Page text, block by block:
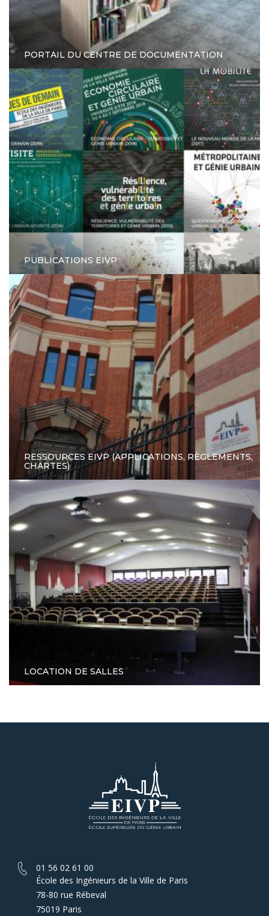
PORTAIL DU CENTRE DE DOCUMENTATION
PUBLICATIONS EIVP
RESSOURCES EIVP (APPLICATIONS, RÈGLEMENTS,
CHARTES)
LOCATION DE SALLES
01 56 02 61 00
École des Ingénieurs de la Ville de Paris
78-80 rue Rébeval
75019 Paris